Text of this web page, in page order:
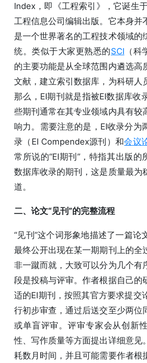
Index，即《工程索引》，它诞生
工程信息公司编辑出版。它本身并
是一个世界著名的工程技术领域的
统。类似于大家更熟悉的SCI （
的主要功能是从全球范围内遴选高
文献，建立索引数据库，为科研人
那么，EI期刊就是指被EI数据库收
些期刊通常在其专业领域内具有较
响力。需要注意的是，EI收录分为
录（EI Compendex源刊）和会议
常所说的“EI期刊”，特指其出版的
数据库收录的期刊，这是质量最为
道。
二、论文“见刊”的完整流程
“见刊”这个词形象地描述了一篇论
最终公开出现在某一期期刊上的全
非一蹴而就，大致可以分为几个有
段是投稿与评审。作者根据自己的
适的EI期刊，按照其官方要求提交
行初步审查，通过后送交至少两位
或单盲评审。评审专家会从创新
性、写作质量等方面提出详细意见
耗数月时间，并且可能需要作者根